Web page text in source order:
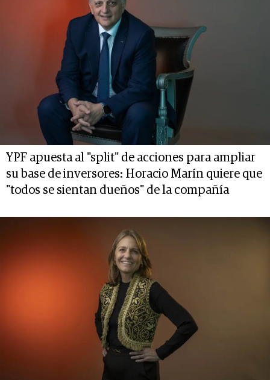
YPF apuesta al "split" de acciones para ampliar
su base de inversores: Horacio Marín quiere que
"todos se sientan dueños" de la compañía